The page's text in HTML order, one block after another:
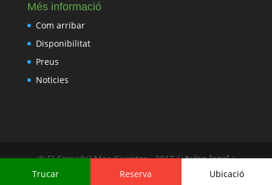
Més informació
Com arribar
Disponibilitat
Preus
Noticies
© El Serradal Mas Guanter - 2017 |Aviso legal/
Política de cookies/Política de privacidad
Trucar Reserva Ubicació